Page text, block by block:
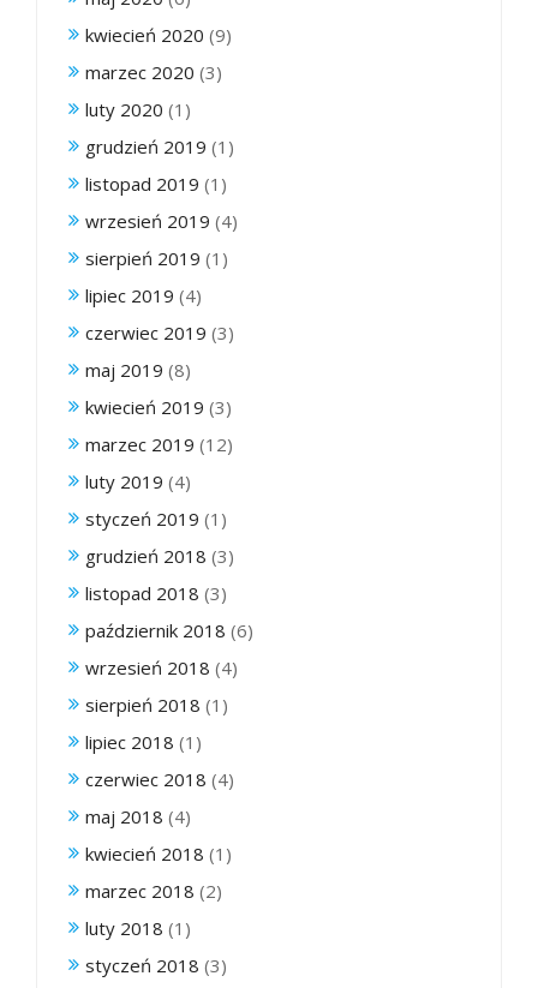
kwiecień 2020 (9)
marzec 2020 (3)
luty 2020 (1)
grudzień 2019 (1)
listopad 2019 (1)
wrzesień 2019 (4)
sierpień 2019 (1)
lipiec 2019 (4)
czerwiec 2019 (3)
maj 2019 (8)
kwiecień 2019 (3)
marzec 2019 (12)
luty 2019 (4)
styczeń 2019 (1)
grudzień 2018 (3)
listopad 2018 (3)
październik 2018 (6)
wrzesień 2018 (4)
sierpień 2018 (1)
lipiec 2018 (1)
czerwiec 2018 (4)
maj 2018 (4)
kwiecień 2018 (1)
marzec 2018 (2)
luty 2018 (1)
styczeń 2018 (3)